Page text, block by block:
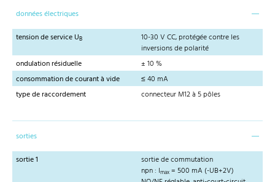
données électriques
tension de service UB
10-30 V CC, protégée contre les
inversions de polarité
ondulation résiduelle
± 10 %
consommation de courant à vide
≤ 40 mA
type de raccordement
connecteur M12 à 5 pôles
sorties
sortie 1
sortie de commutation
npn : Imax = 500 mA (-UB+2V)